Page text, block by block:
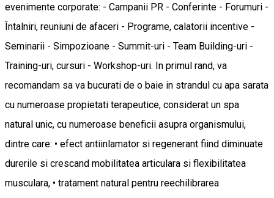
evenimente corporate: - Campanii PR - Conferinte - Forumuri -
Întalniri, reuniuni de afaceri - Programe, calatorii incentive -
Seminarii - Simpozioane - Summit-uri - Team Building-uri -
Training-uri, cursuri - Workshop-uri. In primul rand, va
recomandam sa va bucurati de o baie in strandul cu apa sarata
cu numeroase propietati terapeutice, considerat un spa
natural unic, cu numeroase beneficii asupra organismului,
dintre care: • efect antiinlamator si regenerant fiind diminuate
durerile si crescand mobilitatea articulara si flexibilitatea
musculara, • tratament natural pentru reechilibrarea